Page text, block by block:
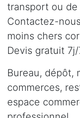
transport ou de
Contactez-
moins chers
Devis gratuit 7j/
Bureau, dépôt,
commerces,
espace